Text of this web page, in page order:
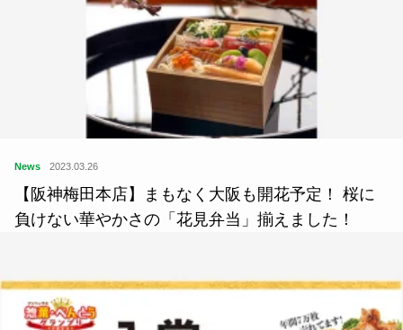
News 2023.03.26
【阪神梅田本店】まもなく大阪も開花予定！ 桜に
負けない華やかさの「花見弁当」揃えました！